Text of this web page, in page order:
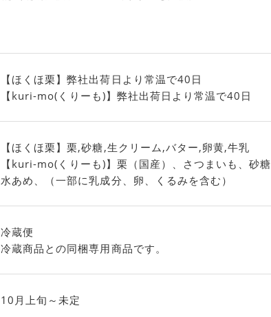
【ほくほ栗】弊社出荷日より常温で40日
【kuri-mo(くりーも)】弊社出荷日より常温で40日
【ほくほ栗】栗,砂糖,生クリーム,バター,卵黄,牛乳
【kuri-mo(くりーも)】栗（国産）、さつまいも、砂
水あめ、（一部に乳成分、卵、くるみを含む）
冷蔵便
冷蔵商品との同梱専用商品です。
10月上旬～未定